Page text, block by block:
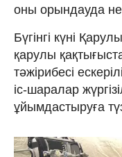
оны орындауда
Бүгінгі күні
қарулы
тәжірибесі
іс-шаралар
ұйымдастыруға